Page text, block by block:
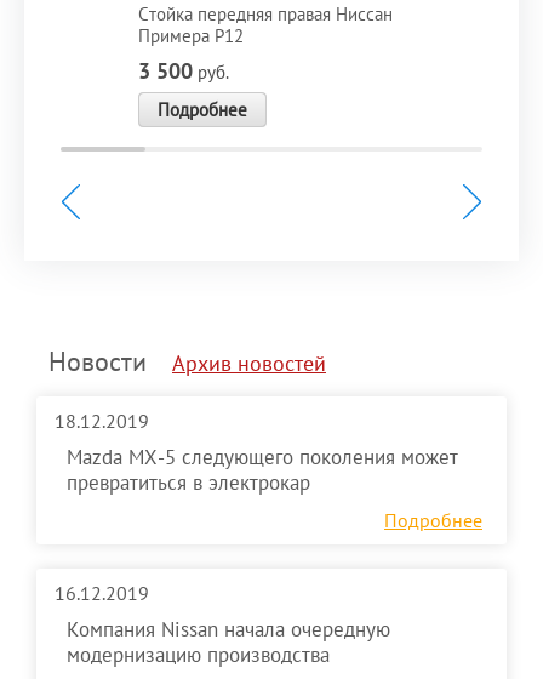
Стойка передняя правая Ниссан
Примера P12
3 500 руб.
Подробнее
Новости Архив новостей
18.12.2019
Mazda MX-5 следующего поколения может
превратиться в электрокар
Подробнее
16.12.2019
Компания Nissan начала очередную
модернизацию производства